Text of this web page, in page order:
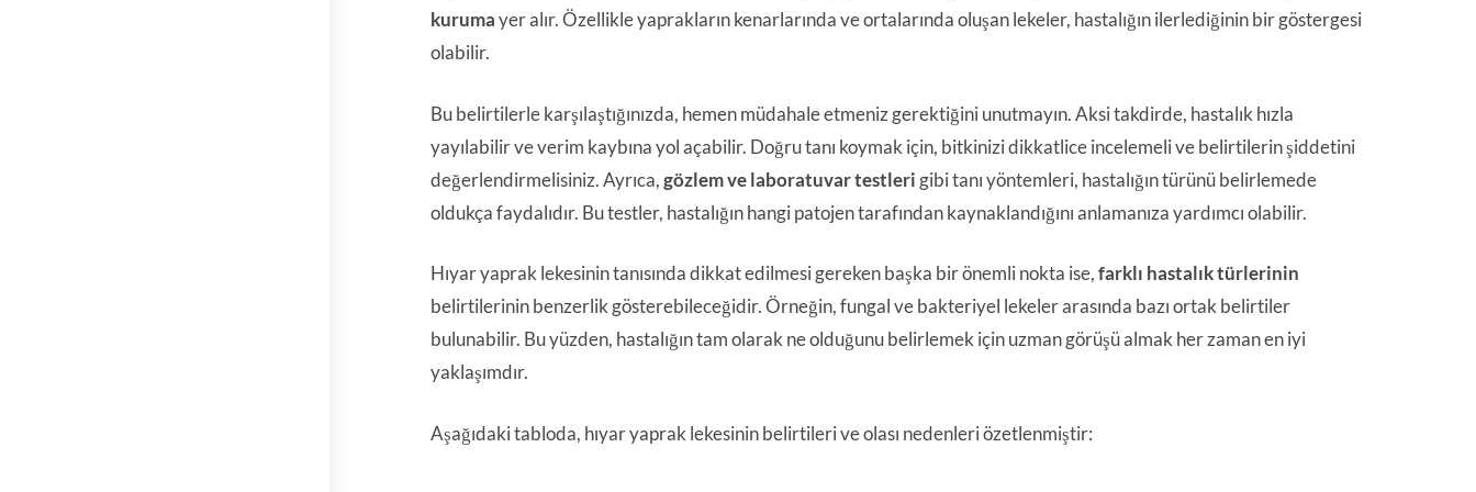
kurumayer alır. Özellikle yaprakların kenarlarında ve ortalarında oluşan lekeler, hastalığın ilerlediğinin bir göstergesi
olabilir.
Bu belirtilerle karşılaştığınızda, hemen müdahale etmeniz gerektiğini unutmayın. Aksi takdirde, hastalık hızla
yayılabilir ve verim kaybına yol açabilir. Doğru tanı koymak için, bitkinizi dikkatlice incelemeli ve belirtilerin şiddetini
değerlendirmelisiniz. Ayrıca,gözlem ve laboratuvar testleri gibi tanı yöntemleri, hastalığın türünü belirlemede
oldukça faydalıdır. Bu testler, hastalığın hangi patojen tarafından kaynaklandığını anlamanıza yardımcı olabilir.
Hıyar yaprak lekesinin tanısında dikkat edilmesi gereken başka bir önemli nokta ise,farklı hastalık türlerinin
belirtilerinin benzerlik gösterebileceğidir. Örneğin, fungal ve bakteriyel lekeler arasında bazı ortak belirtiler
bulunabilir. Bu yüzden, hastalığın tam olarak ne olduğunu belirlemek için uzman görüşü almak her zaman en iyi
yaklaşımdır.
Aşağıdaki tabloda, hıyar yaprak lekesinin belirtileri ve olası nedenleri özetlenmiştir: